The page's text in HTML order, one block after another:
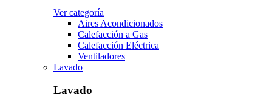
Ver categoría
Aires Acondicionados
Calefacción a Gas
Calefacción Eléctrica
Ventiladores
Lavado
Lavado